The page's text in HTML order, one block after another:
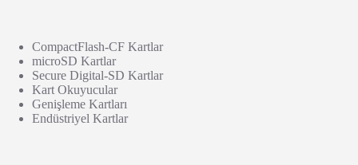
CompactFlash-CF Kartlar
microSD Kartlar
Secure Digital-SD Kartlar
Kart Okuyucular
Genişleme Kartları
Endüstriyel Kartlar